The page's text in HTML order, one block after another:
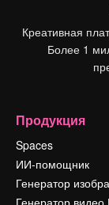
Креативная
Более 1
Продукция
Spaces
ИИ-помощник
Генератор
Генератор